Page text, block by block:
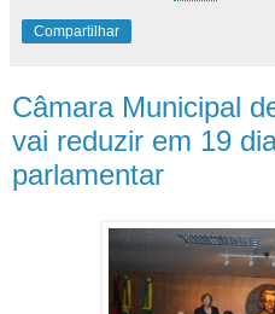
Compartilhar
Câmara Municipal
vai reduzir em 19
parlamentar